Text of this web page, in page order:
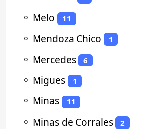
⚬ Melo 11
⚬ Mendoza Chico 1
⚬ Mercedes 6
⚬ Migues 1
⚬ Minas 11
⚬ Minas de Corrales 2